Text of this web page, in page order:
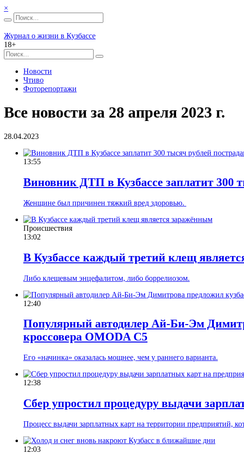
×
Журнал о жизни в Кузбассе
18+
Новости
Чтиво
Фоторепортажи
Все новости за 28 апреля 2023 г.
28.04.2023
13:55
Виновник ДТП в Кузбассе заплатит 300
Женщине был причинен тяжкий вред здоровью.
Происшествия
13:02
В Кузбассе каждый третий клещ
Либо клещевым энцефалитом, либо боррелиозом.
12:40
Популярный автодилер Ай-Би-Эм
кроссовера OMODA C5
Его «начинка» оказалась мощнее, чем у раннего варианта.
12:38
Сбер упростил процедуру выдачи
Процесс выдачи зарплатных карт на территории предприятий,
12:03